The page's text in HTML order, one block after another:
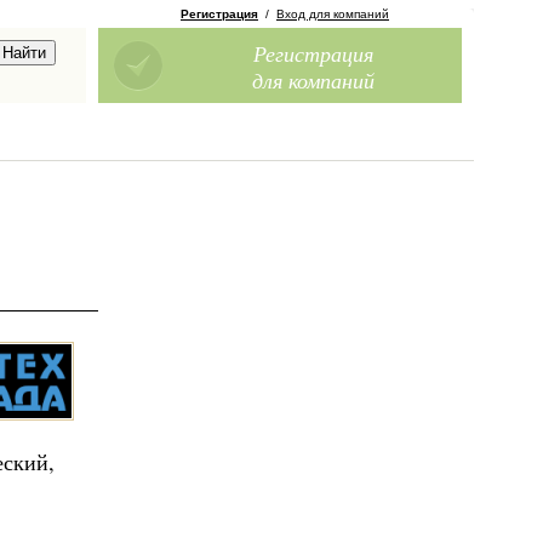
Регистрация / Вход для компаний
Регистрация
для компаний